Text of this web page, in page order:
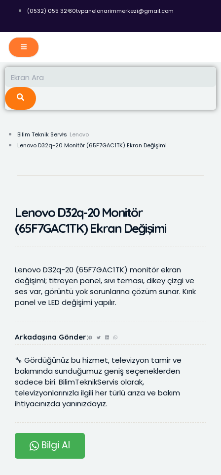
(0532) 055 32 80tvpanelonarimmerkezi@gmail.com
Bilim Teknik Servis Lenovo
Lenovo D32q-20 Monitör (65F7GAC1TK) Ekran Değişimi
Lenovo D32q-20 Monitör
(65F7GAC1TK) Ekran Değişimi
Lenovo D32q-20 (65F7GAC1TK) monitör ekran
değişimi; titreyen panel, sıvı teması, dikey çizgi ve
ses var, görüntü yok sorunlarına çözüm sunar. Kırık
panel ve LED değişimi yapılır.
Arkadaşına Gönder:
🔧 Gördüğünüz bu hizmet, televizyon tamir ve
bakımında sunduğumuz geniş seçeneklerden
sadece biri. BilimTeknikServis olarak,
televizyonlarınızla ilgili her türlü arıza ve bakım
ihtiyacınızda yanınızdayız.
Bilgi Al